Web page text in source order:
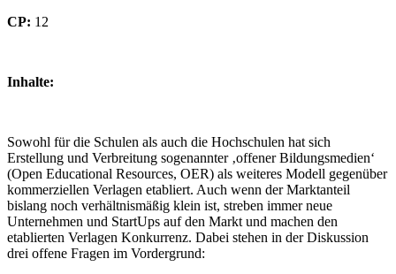
CP: 12
Inhalte:
Sowohl für die Schulen als auch die Hochschulen hat sich
Erstellung und Verbreitung sogenannter ‚offener Bildungsmedien‘
(Open Educational Resources, OER) als weiteres Modell gegenüber
kommerziellen Verlagen etabliert. Auch wenn der Marktanteil
bislang noch verhältnismäßig klein ist, streben immer neue
Unternehmen und StartUps auf den Markt und machen den
etablierten Verlagen Konkurrenz. Dabei stehen in der Diskussion
drei offene Fragen im Vordergrund: